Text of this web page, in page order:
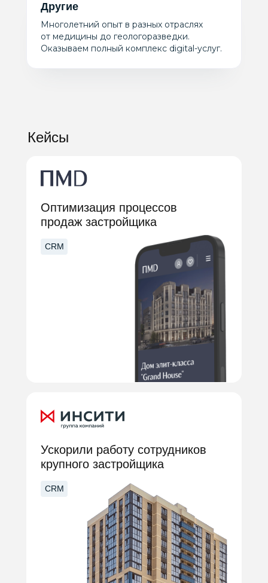
Многолетний опыт в разных отраслях
от медицины до геологоразведки.
Оказываем полный комплекс digital-услуг.
Другие
Кейсы
Оптимизация процессов
продаж застройщика
CRM
Ускорили работу сотрудников
крупного застройщика
CRM